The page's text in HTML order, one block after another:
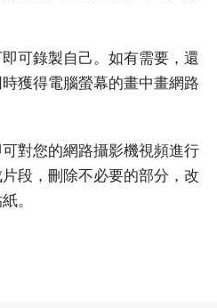
可錄製自己。如有需要，還
獲得電腦螢幕的畫中畫網路
對您的網路攝影機視頻進行
段，刪除不必要的部分，改
。